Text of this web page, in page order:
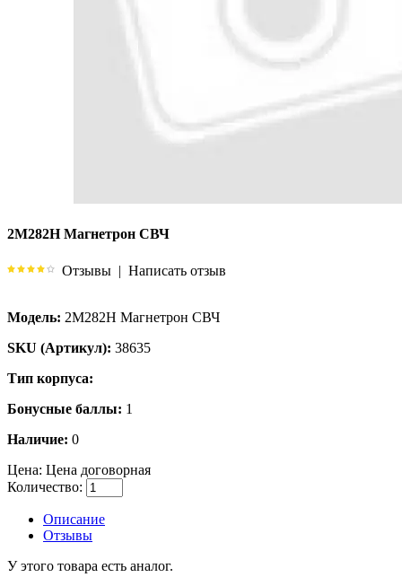
2M282H Магнетрон СВЧ
Отзывы | Написать отзыв
Модель: 2M282H Магнетрон СВЧ
SKU (Артикул): 38635
Тип корпуса:
Бонусные баллы: 1
Наличие: 0
Цена: Цена договорная
Количество:
Описание
Отзывы
У этого товара есть аналог.